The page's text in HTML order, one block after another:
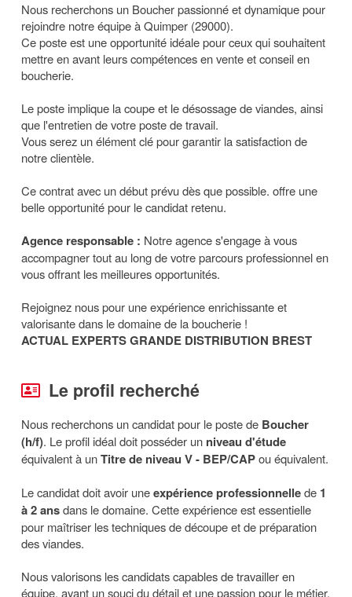
Nous recherchons un Boucher passionné et dynamique pour
rejoindre notre équipe à Quimper (29000).
Ce poste est une opportunité idéale pour ceux qui souhaitent
mettre en avant leurs compétences en vente et conseil en
boucherie.
Le poste implique la coupe et le désossage de viandes, ainsi
que l'entretien de votre poste de travail.
Vous serez un élément clé pour garantir la satisfaction de
notre clientèle.
Ce contrat avec un début prévu dès que possible. offre une
belle opportunité pour le candidat retenu.
Agence responsable : Notre agence s'engage à vous
accompagner tout au long de votre parcours professionnel en
vous offrant les meilleures opportunités.
Rejoignez nous pour une expérience enrichissante et
valorisante dans le domaine de la boucherie !
ACTUAL EXPERTS GRANDE DISTRIBUTION BREST
Le profil recherché
Nous recherchons un candidat pour le poste de Boucher
(h/f). Le profil idéal doit posséder un niveau d'étude
équivalent à unTitre de niveau V - BEP/CAPou équivalent.
Le candidat doit avoir uneexpérience professionnellede 1
à 2 ansdans le domaine. Cette expérience est essentielle
pour maîtriser les techniques de découpe et de préparation
des viandes.
Nous valorisons les candidats capables de travailler en
équipe, ayant un souci du détail et une passion pour le métier.